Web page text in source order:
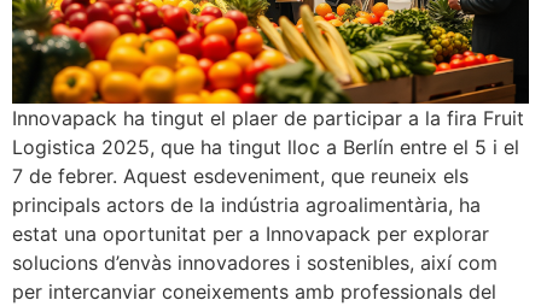
Innovapack ha tingut el plaer de participar a la fira Fruit
Logistica 2025, que ha tingut lloc a Berlín entre el 5 i el
7 de febrer. Aquest esdeveniment, que reuneix els
principals actors de la indústria agroalimentària, ha
estat una oportunitat per a Innovapack per explorar
solucions d’envàs innovadores i sostenibles, així com
per intercanviar coneixements amb professionals del